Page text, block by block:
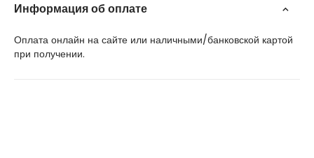
Информация об оплате
Оплата онлайн на сайте или наличными/банковской картой
при получении.